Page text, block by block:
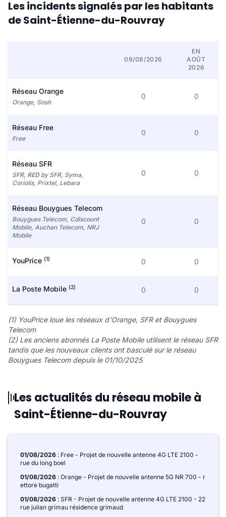
Les incidents signalés par les habitants
de Saint-Étienne-du-Rouvray
09/08/2026
EN
AOÛT
2026
Réseau Orange
Orange, Sosh
0 0
Réseau Free
Free
0 0
Réseau SFR
SFR, RED by SFR, Syma,
Coriolis, Prixtel, Lebara
0 0
Réseau Bouygues Telecom
Bouygues Telecom, Cdiscount
Mobile, Auchan Telecom, NRJ
Mobile
0 0
YouPrice (1) 0 0
La Poste Mobile (2) 0 0
(1) YouPrice loue les réseaux d'Orange, SFR et Bouygues
Telecom
(2) Les anciens abonnés La Poste Mobile utilisent le réseau SFR
tandis que les nouveaux clients ont basculé sur le réseau
Bouygues Telecom depuis le 01/10/2025
Les actualités du réseau mobile à
Saint-Étienne-du-Rouvray
01/08/2026 : Free - Projet de nouvelle antenne 4G LTE 2100 -
rue du long boel
01/08/2026 : Orange - Projet de nouvelle antenne 5G NR 700 - r
ettore bugatti
01/08/2026 : SFR - Projet de nouvelle antenne 4G LTE 2100 - 22
rue julian grimau résidence grimaud